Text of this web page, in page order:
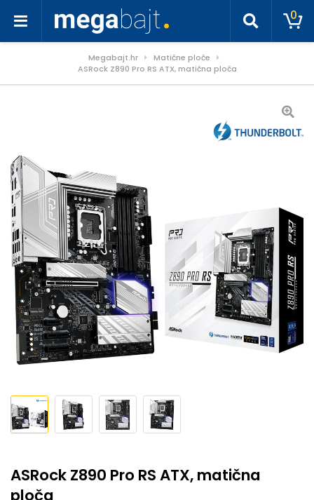
0
Megabajt.hr
Matične ploče
ASRock Z890 Pro RS ATX, matična ploča
ASRock Z890 Pro RS ATX, matična
ploča